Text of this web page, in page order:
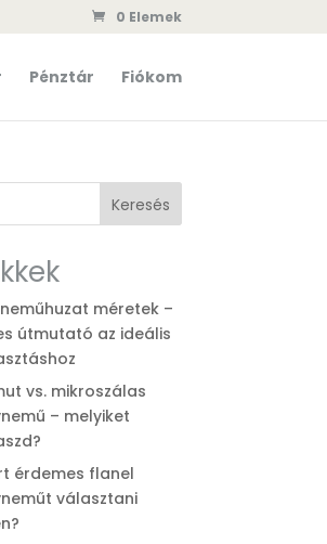
0 Elemek
Pénztár Fiókom
Keresés
méretek –
útmutató az ideális
vs. mikroszálas
– melyiket
érdemes flanel
választani